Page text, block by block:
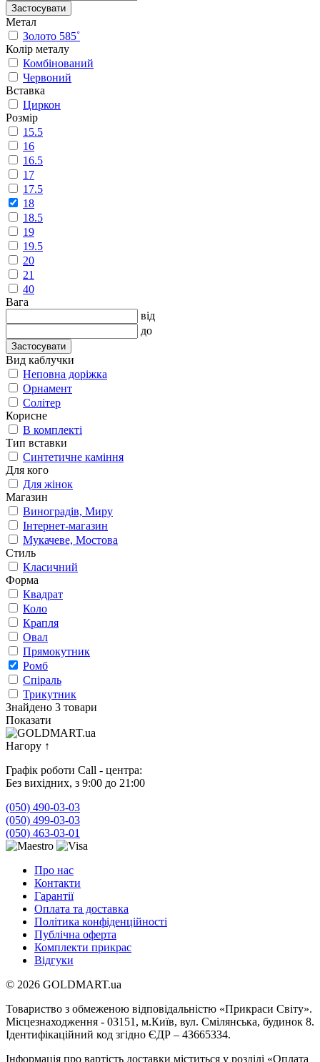
Застосувати
Метал
Золото 585˚
Колір металу
Комбінований
Червоний
Вставка
Циркон
Розмір
15.5
16
16.5
17
17.5
18
18.5
19
19.5
20
21
40
Вага
від
до
Застосувати
Вид каблучки
Неповна доріжка
Орнамент
Солітер
Корисне
В комплекті
Тип вставки
Синтетичне каміння
Для кого
Для жінок
Магазин
Виноградів, Миру
Інтернет-магазин
Мукачеве, Мостова
Стиль
Класичний
Форма
Квадрат
Коло
Крапля
Овал
Прямокутник
Ромб
Спіраль
Трикутник
Знайдено 3 товари
Показати
Нагору ↑
Графік роботи Call - центра:
Без вихідних, з 9:00 до 21:00
(050) 490-03-03
(050) 499-03-03
(050) 463-03-01
Про нас
Контакти
Гарантії
Оплата та доставка
Політика конфіденційності
Публічна оферта
Комплекти прикрас
Відгуки
© 2026 GOLDMART.ua
Товариство з обмеженою відповідальністю «Прикраси Світу».
Місцезнаходження - 03151, м.Київ, вул. Смілянська, будинок 8.
Ідентифікаційний код згідно ЄДР – 43665334.
Інформація про вартість доставки міститься у розділі «Оплата